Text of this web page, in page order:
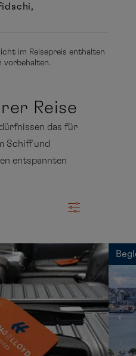
im Reisepreis enthalten
vorbehalten.
Reise
das für
Schiff und
entspannten